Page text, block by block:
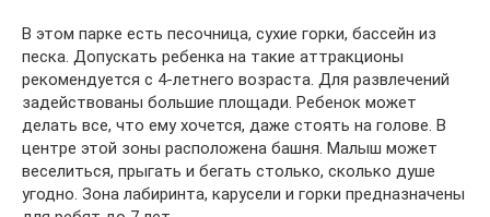
В этом парке есть песочница, сухие горки, бассейн из
песка. Допускать ребенка на такие аттракционы
рекомендуется с 4-летнего возраста. Для развлечений
задействованы большие площади. Ребенок может
делать все, что ему хочется, даже стоять на голове. В
центре этой зоны расположена башня. Малыш может
веселиться, прыгать и бегать столько, сколько душе
угодно. Зона лабиринта, карусели и горки предназначены